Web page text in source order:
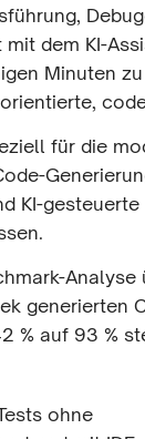
dem KI-
Minuten
für die
KI-
generierten
% auf 93 %
ohne